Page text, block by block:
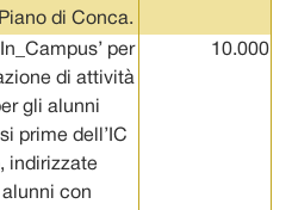
di Conca.
per
di attività
gli alunni
prime dell’IC
indirizzate
con
10.000